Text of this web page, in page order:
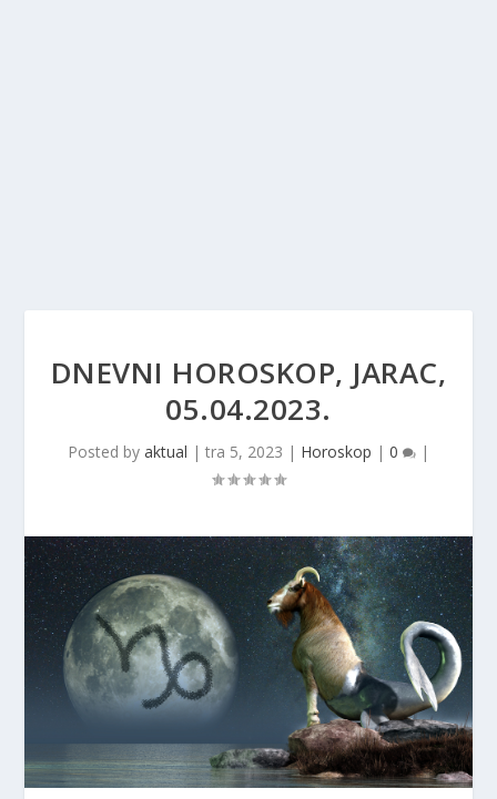
DNEVNI HOROSKOP, JARAC,
05.04.2023.
Posted by aktual | tra 5, 2023 | Horoskop | 0 |